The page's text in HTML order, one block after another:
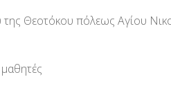
της Θεοτόκου πόλεως Αγίου